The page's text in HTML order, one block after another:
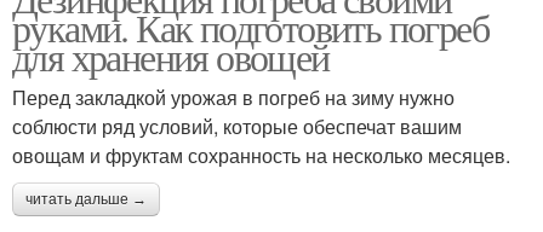
Краска против плесени Средство от плесени
руками. Как подготовить погреб
для хранения овощей
Перед закладкой урожая в погреб на зиму нужно
соблюсти ряд условий, которые обеспечат вашим
овощам и фруктам сохранность на несколько месяцев.
читать дальше →